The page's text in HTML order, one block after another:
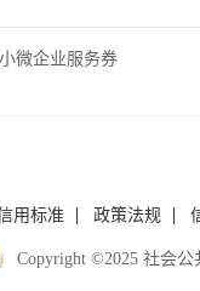
微企业服务券
用标准 政策法规
Copyright ©2025 社会